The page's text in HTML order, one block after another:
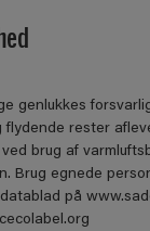
genlukkes
flydende rester
brug af
Brug egnede
på